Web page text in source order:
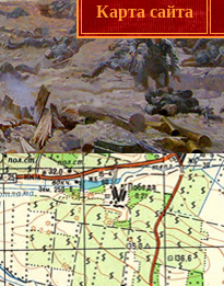
Карта сайта